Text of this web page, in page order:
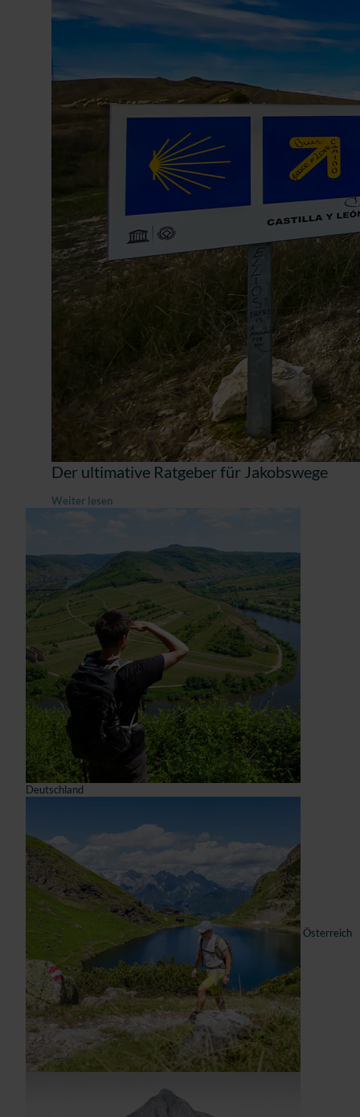
Der ultimative Ratgeber für Jakobswege
Weiter lesen
Deutschland
Österreich